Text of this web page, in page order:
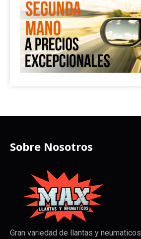
Sobre Nosotros
Gran variedad de llantas y